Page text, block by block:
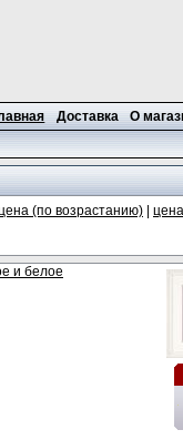
Доставка О
(по возрастанию)
и белое